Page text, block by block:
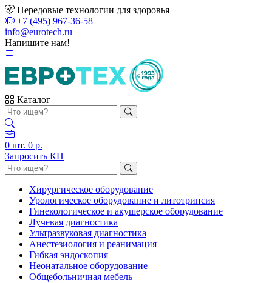
Передовые технологии для здоровья
+7 (495) 967-36-58
info@eurotech.ru
Напишите нам!
Каталог
0 шт. 0 р.
Запросить КП
Хирургическое оборудование
Урологическое оборудование и литотрипсия
Гинекологическое и акушерское оборудование
Лучевая диагностика
Ультразвуковая диагностика
Анестезиология и реанимация
Гибкая эндоскопия
Неонатальное оборудование
Общебольничная мебель